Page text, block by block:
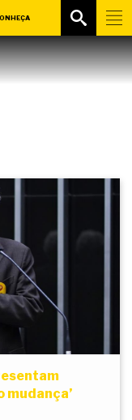
mudança’